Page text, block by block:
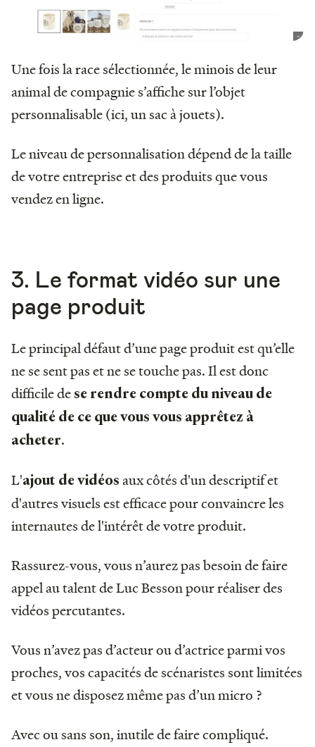
Une fois la race sélectionnée, le minois de leur
animal de compagnie s’affiche sur l’objet
personnalisable (ici, un sac à jouets).
Le niveau de personnalisation dépend de la taille
de votre entreprise et des produits que vous
vendez en ligne.
3. Le format vidéo sur une
page produit
Le principal défaut d’une page produit est qu’elle
ne se sent pas et ne se touche pas. Il est donc
difficile dese rendre compte du niveau de
qualité de ce que vous vous apprêtez à
acheter.
L'ajout de vidéos aux côtés d'un descriptif et
d'autres visuels est efficace pour convaincre les
internautes de l'intérêt de votre produit.
Rassurez-vous, vous n’aurez pas besoin de faire
appel au talent de Luc Besson pour réaliser des
vidéos percutantes.
Vous n’avez pas d’acteur ou d’actrice parmi vos
proches, vos capacités de scénaristes sont limitées
et vous ne disposez même pas d’un micro ?
Avec ou sans son, inutile de faire compliqué.